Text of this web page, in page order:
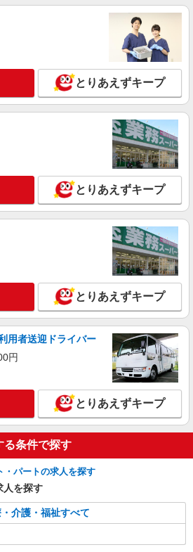
新宿本社 第3営業部
ホームでの介護士
：201000円〜 ※資格や経験などによる
県熊谷市
詳細を見る
駅≫日勤のみ＆残業ナシ！お迎えに間に
サービス
1600円〜2250円 ＜日払い有/週払い有/交
給(ガソリン代含む)＞
谷市】 熊谷駅
詳細を見る
とりあえずキープ
とりあえずキープ
とりあえずキープ
用者送迎ドライバー
円
とりあえずキープ
る条件で探す
・パートの求人を探す
人を探す
・介護・福祉すべて